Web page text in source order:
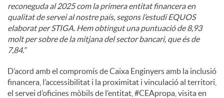
reconeguda al 2025 com la primera entitat financera en
qualitat de servei al nostre país, segons l’estudi EQUOS
elaborat per STIGA. Hem obtingut una puntuació de 8,93
molt per sobre de la mitjana del sector bancari, que és de
7,84.”
D’acord amb el compromís de Caixa Enginyers amb la inclusió
financera, l’accessibilitat i la proximitat i vinculació al territori,
el servei d’oficines mòbils de l’entitat, #CEApropa, visita en